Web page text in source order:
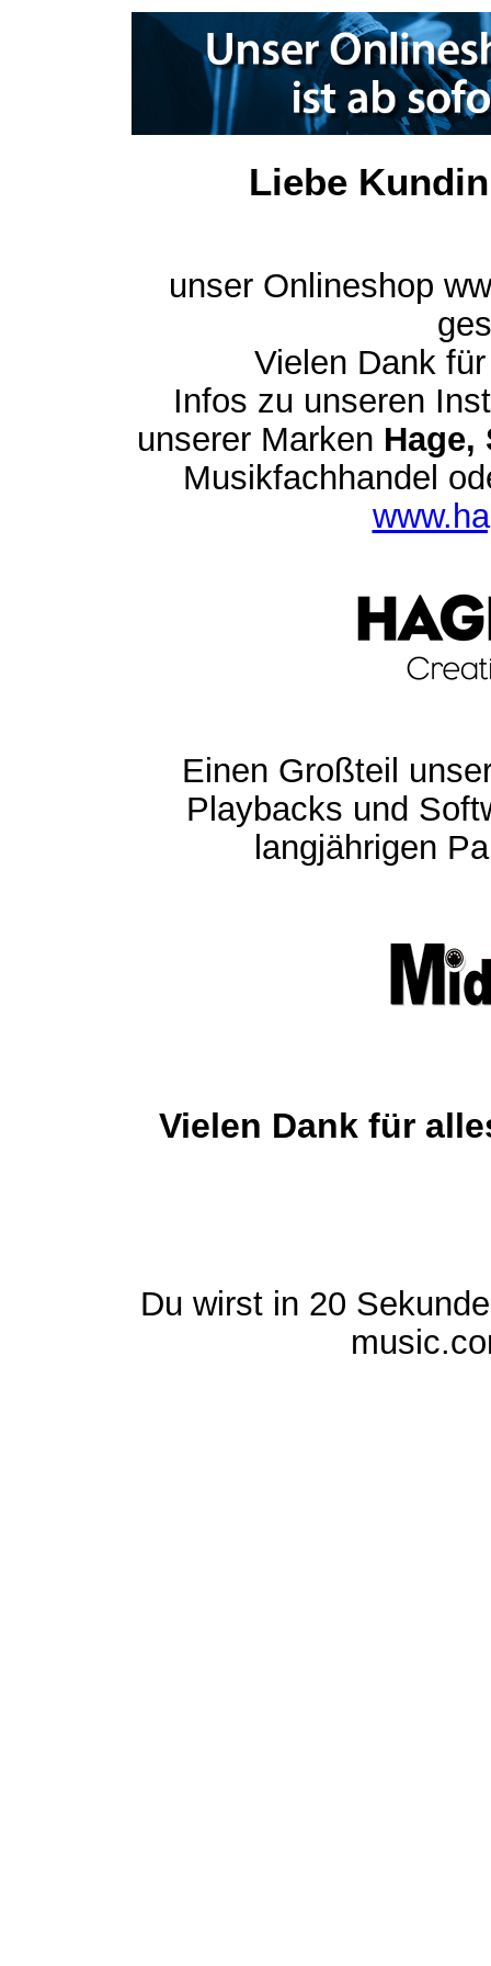
Liebe
unser Onlineshop
Vielen Dank
Infos zu unseren
unserer Marken Hage,
Musikfachhandel
Einen Großteil
Playbacks und
langjährigen
Vielen Dank für
Du wirst in 20